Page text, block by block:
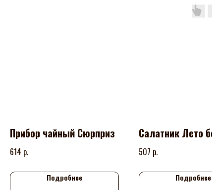
Прибор чайный Сюрприз
614 р.
Подробнее
Салатник Лето бол
507 р.
Подробнее